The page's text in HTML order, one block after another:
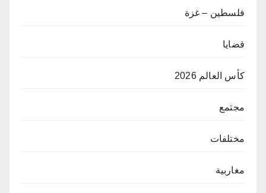
فلسطين – غزة
قضايا
كأس العالم 2026
مجتمع
مختلفات
مغاربية